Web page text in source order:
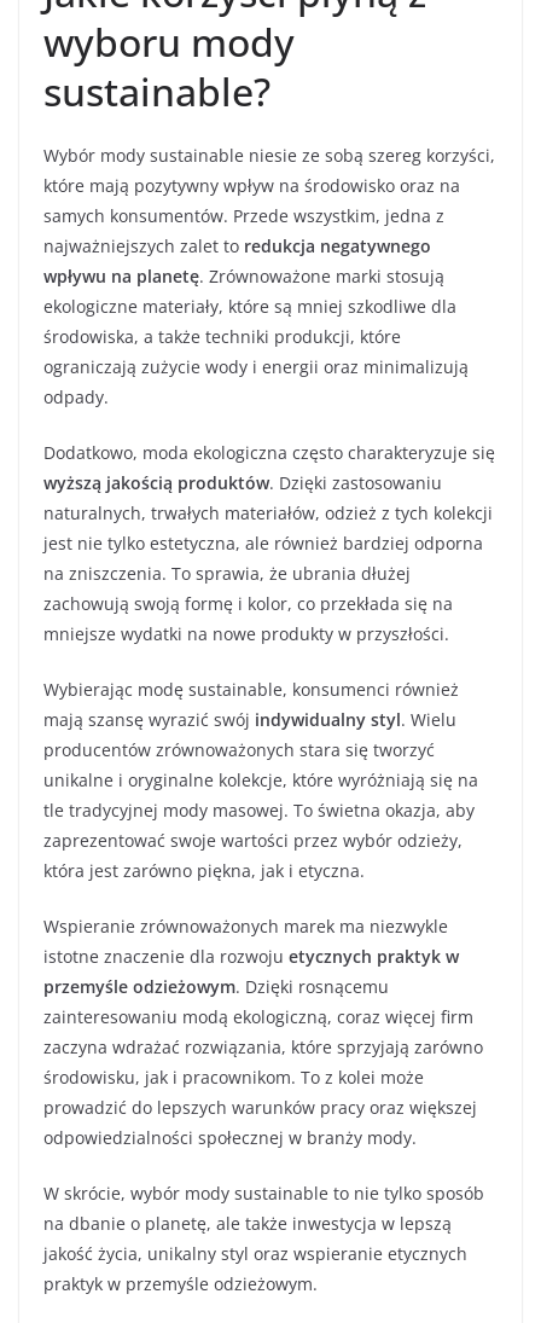
wyboru mody
sustainable?
Wybór mody sustainable niesie ze sobą szereg korzyści,
które mają pozytywny wpływ na środowisko oraz na
samych konsumentów. Przede wszystkim, jedna z
najważniejszych zalet to redukcja negatywnego
wpływu na planetę. Zrównoważone marki stosują
ekologiczne materiały, które są mniej szkodliwe dla
środowiska, a także techniki produkcji, które
ograniczają zużycie wody i energii oraz minimalizują
odpady.
Dodatkowo, moda ekologiczna często charakteryzuje się
wyższą jakością produktów. Dzięki zastosowaniu
naturalnych, trwałych materiałów, odzież z tych kolekcji
jest nie tylko estetyczna, ale również bardziej odporna
na zniszczenia. To sprawia, że ubrania dłużej
zachowują swoją formę i kolor, co przekłada się na
mniejsze wydatki na nowe produkty w przyszłości.
Wybierając modę sustainable, konsumenci również
mają szansę wyrazić swój indywidualny styl. Wielu
producentów zrównoważonych stara się tworzyć
unikalne i oryginalne kolekcje, które wyróżniają się na
tle tradycyjnej mody masowej. To świetna okazja, aby
zaprezentować swoje wartości przez wybór odzieży,
która jest zarówno piękna, jak i etyczna.
Wspieranie zrównoważonych marek ma niezwykle
istotne znaczenie dla rozwoju etycznych praktyk w
przemyśle odzieżowym. Dzięki rosnącemu
zainteresowaniu modą ekologiczną, coraz więcej firm
zaczyna wdrażać rozwiązania, które sprzyjają zarówno
środowisku, jak i pracownikom. To z kolei może
prowadzić do lepszych warunków pracy oraz większej
odpowiedzialności społecznej w branży mody.
W skrócie, wybór mody sustainable to nie tylko sposób
na dbanie o planetę, ale także inwestycja w lepszą
jakość życia, unikalny styl oraz wspieranie etycznych
praktyk w przemyśle odzieżowym.